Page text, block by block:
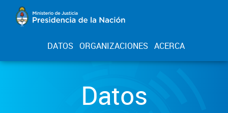
DATOS ORGANIZACIONES ACERCA
Datos